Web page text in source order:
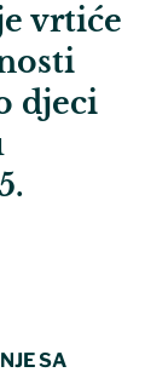
vrtiće
djeci
SA